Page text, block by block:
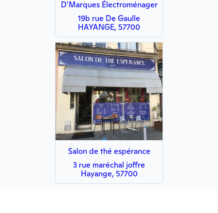
D’Marques Électroménager
19b rue De Gaulle
HAYANGE, 57700
Salon de thé espérance
3 rue maréchal joffre
Hayange, 57700